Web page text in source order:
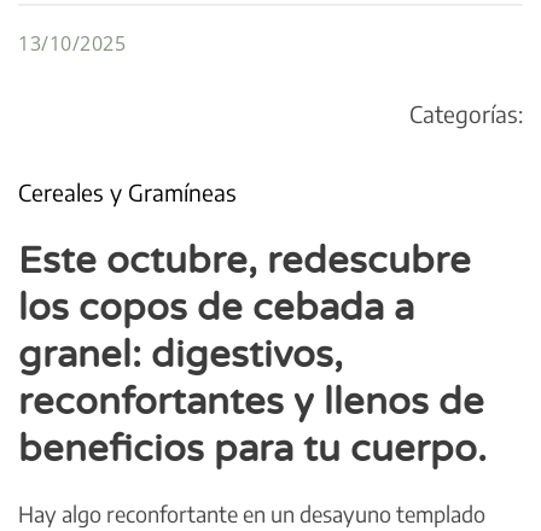
13/10/2025
Categorías:
Cereales y Gramíneas
Este octubre, redescubre
los copos de cebada a
granel: digestivos,
reconfortantes y llenos de
beneficios para tu cuerpo.
Hay algo reconfortante en un desayuno templado